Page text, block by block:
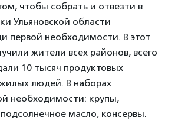
чтобы собрать и отвезти в
Ульяновской области
первой необходимости. В этот
жители всех районов, всего
10 тысяч продуктовых
людей. В наборах
необходимости: крупы,
масло, консервы.